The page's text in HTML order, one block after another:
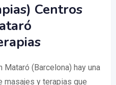
Centros
Mataró (Barcelona) hay una
masajes y terapias que